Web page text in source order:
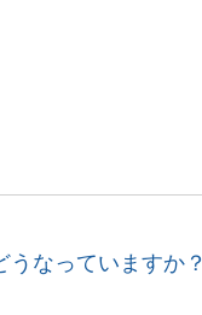
うなっていますか？